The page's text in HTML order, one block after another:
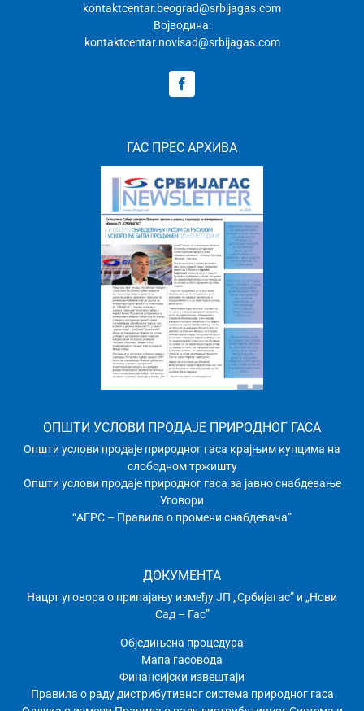
kontaktcentar.beograd@srbijagas.com
Војводина:
kontaktcentar.novisad@srbijagas.com
ГАС ПРЕС АРХИВА
ОПШТИ УСЛОВИ ПРОДАЈЕ ПРИРОДНОГ ГАСА
Општи услови продаје природног гаса крајњим купцима на
слободном тржишту
Општи услови продаје природног гаса за јавно снабдевање
Уговори
“АЕРС – Правила о промени снабдевача”
ДОКУМЕНТА
Нацрт уговора о припајању између ЈП „Србијагас” и „Нови
Сад – Гас”
Обједињена процедура
Мапа гасовода
Финансијски извештаји
Правила о раду дистрибутивног системa природног гаса